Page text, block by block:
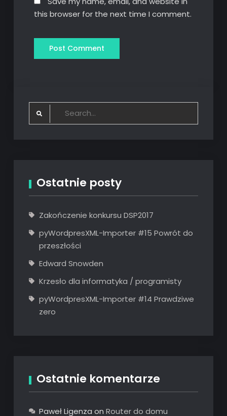
this browser for the next time I comment.
Search
Ostatnie posty
Zakończenie konkursu DSP2017
pyWordpresXML-Importer #15 Powrót do
przeszłości
Edward Snowden
Krzesło dla informatyka / programisty
pyWordpresXML-Importer #14 Prawdziwe
zero
Ostatnie komentarze
Paweł Ligenza on Router do domu